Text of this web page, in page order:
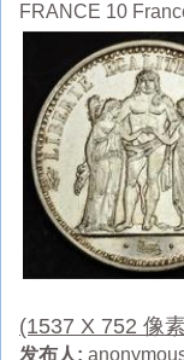
FRANCE 10
(1537 X 752 像
发布人: